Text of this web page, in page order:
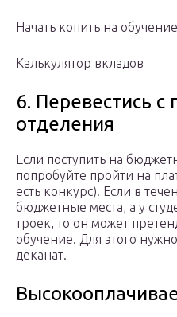
Начать копить на
Калькулятор вкладов
6. Перевестись с
отделения
Если поступить на
попробуйте пройти на
есть конкурс). Если в
бюджетные места, а у
троек, то он может
обучение. Для этого
деканат.